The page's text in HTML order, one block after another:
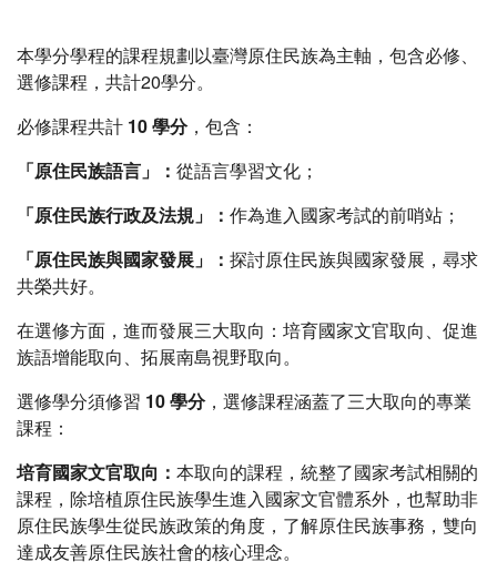
本學分學程的課程規劃以臺灣原住民族為主軸，包含必修、
選修課程，共計20學分。
必修課程共計 10 學分，包含：
「原住民族語言」： 從語言學習文化；
「原住民族行政及法規」： 作為進入國家考試的前哨站；
「原住民族與國家發展」： 探討原住民族與國家發展，尋求
共榮共好。
在選修方面，進而發展三大取向：培育國家文官取向、促進
族語增能取向、拓展南島視野取向。
選修學分須修習 10 學分，選修課程涵蓋了三大取向的專業
課程：
培育國家文官取向： 本取向的課程，統整了國家考試相關的
課程，除培植原住民族學生進入國家文官體系外，也幫助非
原住民族學生從民族政策的角度，了解原住民族事務，雙向
達成友善原住民族社會的核心理念。